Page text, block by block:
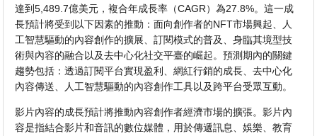
達到5,489.7億美元，複合年成長率（CAGR）為27.8%。這一成
長預計將受到以下因素的推動：面向創作者的NFT市場興起、人
工智慧驅動的內容創作的擴展、訂閱模式的普及、身臨其境型技
術與內容的融合以及去中心化社交平臺的崛起。預測期內的關鍵
趨勢包括：透過訂閱平台實現盈利、網紅行銷的成長、去中心化
內容傳送、人工智慧驅動的內容創作工具以及跨平台受眾互動。
影片內容的成長預計將推動內容創作者經濟市場的擴張。影片內
容是指結合影片和音訊的數位媒體，用於傳遞訊息、娛樂、教育